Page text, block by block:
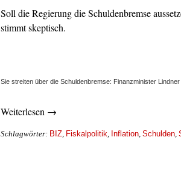
Soll die Regierung die Schuldenbremse
stimmt skeptisch.
Sie streiten über die Schuldenbremse: Finanzminister
Weiterlesen →
Schlagwörter: BIZ, Fiskalpolitik, Inflation, Schulden,